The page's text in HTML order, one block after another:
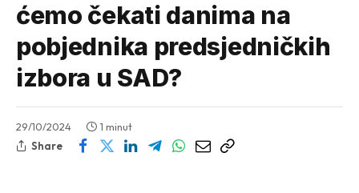
ćemo čekati danima na
pobjednika predsjedničkih
izbora u SAD?
29/10/2024
1 minut
Share